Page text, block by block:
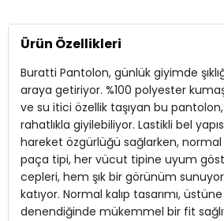
Model:Pantolon
Giyim Tarzı:Günlük/Casual
Materyal: % 100 Polyester
Kapama Şekli:Lastikli Bel
Cep:Kargo Cepli
Kumaş Tipi: Dokuma
Bel:Normal Bel
Ürün Özellikleri
Buratti Pantolon, günlük giyimde
araya getiriyor. %100 polyester
ve su itici özellik taşıyan bu
rahatlıkla giyilebiliyor. Lastikli bel
hareket özgürlüğü sağlarken,
paça tipi, her vücut tipine uyum
cepleri, hem şık bir görünüm
katıyor. Normal kalıp tasarımı,
denendiğinde mükemmel bir fit